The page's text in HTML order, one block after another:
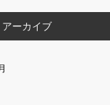
アーカイブ